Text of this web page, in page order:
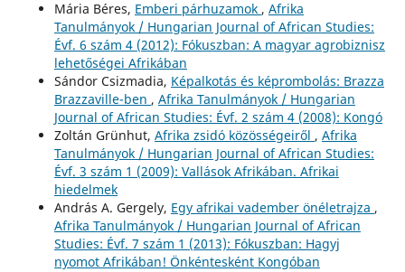
Mária Béres, Emberi párhuzamok , Afrika
Tanulmányok / Hungarian Journal of African Studies:
Évf. 6 szám 4 (2012): Fókuszban: A magyar agrobiznisz
lehetőségei Afrikában
Sándor Csizmadia, Képalkotás és képrombolás: Brazza
Brazzaville-ben , Afrika Tanulmányok / Hungarian
Journal of African Studies: Évf. 2 szám 4 (2008): Kongó
Zoltán Grünhut, Afrika zsidó közösségeiről , Afrika
Tanulmányok / Hungarian Journal of African Studies:
Évf. 3 szám 1 (2009): Vallások Afrikában. Afrikai
hiedelmek
András A. Gergely, Egy afrikai vadember önéletrajza ,
Afrika Tanulmányok / Hungarian Journal of African
Studies: Évf. 7 szám 1 (2013): Fókuszban: Hagyj
nyomot Afrikában! Önkéntesként Kongóban